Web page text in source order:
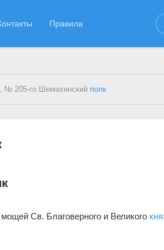
Правила
№ 205-го Шемахинский полк
Св. Благоверного и Великого